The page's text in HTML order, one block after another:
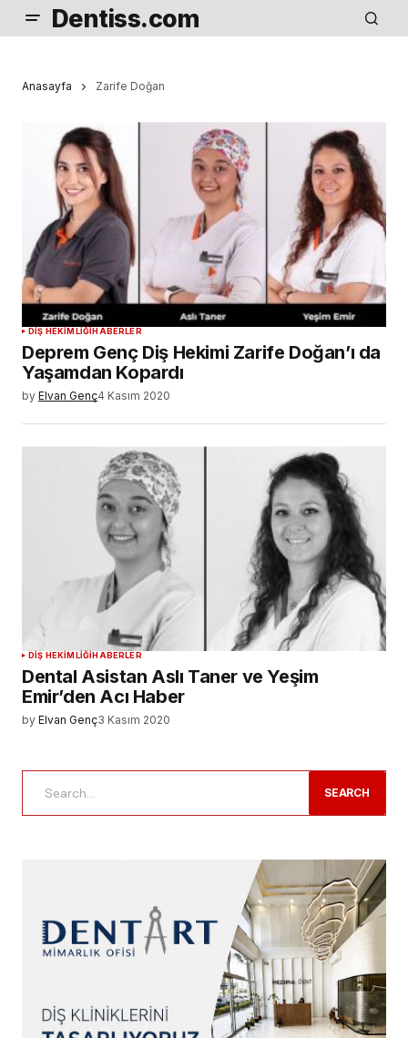
Dentiss.com
Anasayfa Zarife Doğan
DIŞ HEKIMLIĞIHABERLER
Deprem Genç Diş Hekimi Zarife Doğan’ı da
Yaşamdan Kopardı
by Elvan Genç4 Kasım 2020
DIŞ HEKIMLIĞI HABERLER
Dental Asistan Aslı Taner ve Yeşim
Emir’den Acı Haber
by Elvan Genç3 Kasım 2020
SEARCH